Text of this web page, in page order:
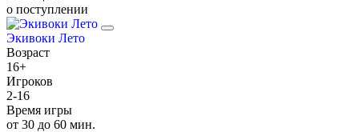
о поступлении
Экивоки Лето
Возраст
16+
Игроков
2-16
Время игры
от 30 до 60 мин.